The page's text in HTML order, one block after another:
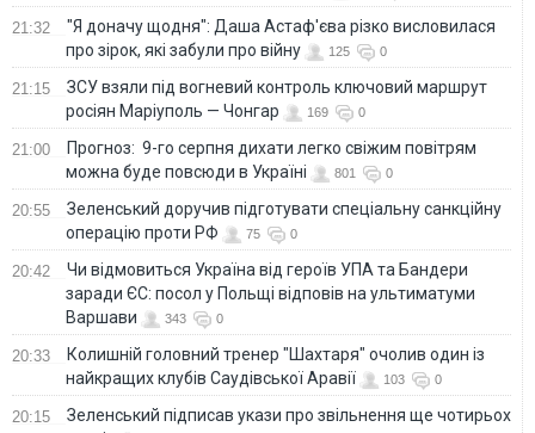
21:32
"Я доначу щодня": Даша Астаф'єва різко висловилася
про зірок, які забули про війну
125 0
21:15
ЗСУ взяли під вогневий контроль ключовий маршрут
росіян Маріуполь — Чонгар
169 0
21:00
Прогноз: 9-го серпня дихати легко свіжим повітрям
можна буде повсюди в Україні
801 0
20:55
Зеленський доручив підготувати спеціальну санкційну
операцію проти РФ
75 0
20:42
Чи відмовиться Україна від героїв УПА та Бандери
заради ЄС: посол у Польщі відповів на ультиматуми
Варшави
343 0
20:33
Колишній головний тренер "Шахтаря" очолив один із
найкращих клубів Саудівської Аравії
103 0
20:15
Зеленський підписав укази про звільнення ще чотирьох